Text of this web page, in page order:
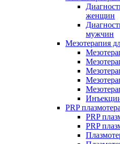
женщин
мужчин
Мезотерапия
PRP
PRP
PRP